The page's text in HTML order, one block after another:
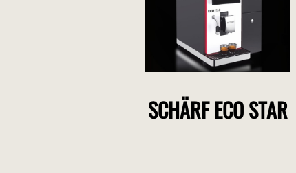
SCHÄRF ECO STAR